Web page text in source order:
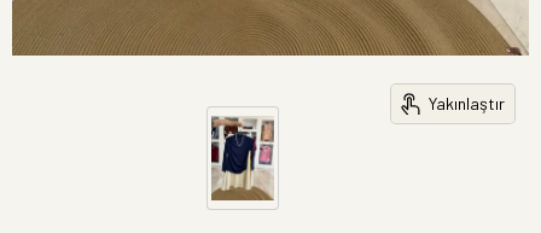
Yakınlaştır